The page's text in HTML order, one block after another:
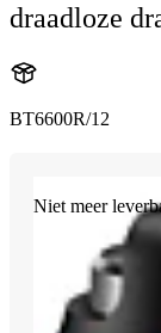
draadloze
BT6600R/12
Niet meer